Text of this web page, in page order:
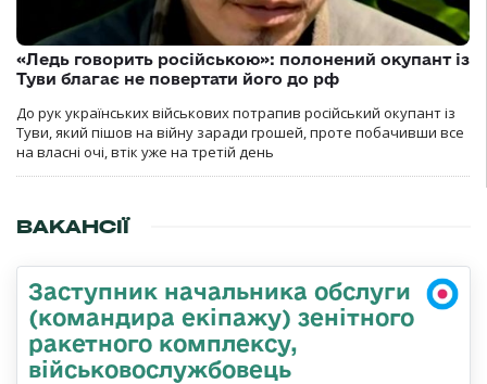
«Ледь говорить російською»: полонений окупант із
Туви благає не повертати його до рф
До рук українських військових потрапив російський окупант із
Туви, який пішов на війну заради грошей, проте побачивши все
на власні очі, втік уже на третій день
ВАКАНСІЇ
Заступник начальника обслуги
(командира екіпажу) зенітного
ракетного комплексу,
військовослужбовець